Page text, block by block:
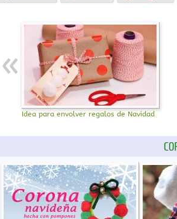
Idea para envolver regalos de Navidad